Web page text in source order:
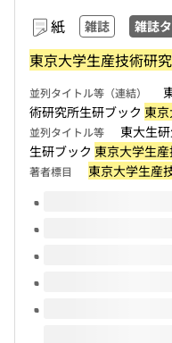
紙 雑誌 雑誌
東京大学生産技術研
並列タイトル等（連結）
術研究所生研ブック 東
並列タイトル等
東大生
生研ブック 東京大学生
著者標目 東京大学生産
このタイトルの巻号